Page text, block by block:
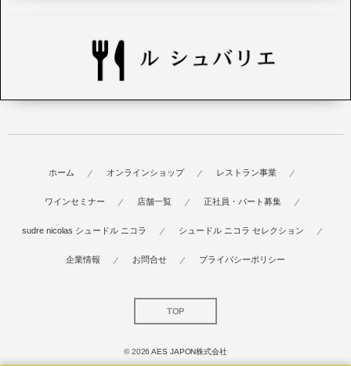
ホーム オンラインショップ レストラン事業
ワインセミナー 店舗一覧 正社員・パート募集
sudre nicolas シュードル ニコラ シュードル ニコラ セレクション
企業情報 お問合せ プライバシーポリシー
TOP
© 2026AES JAPON株式会社